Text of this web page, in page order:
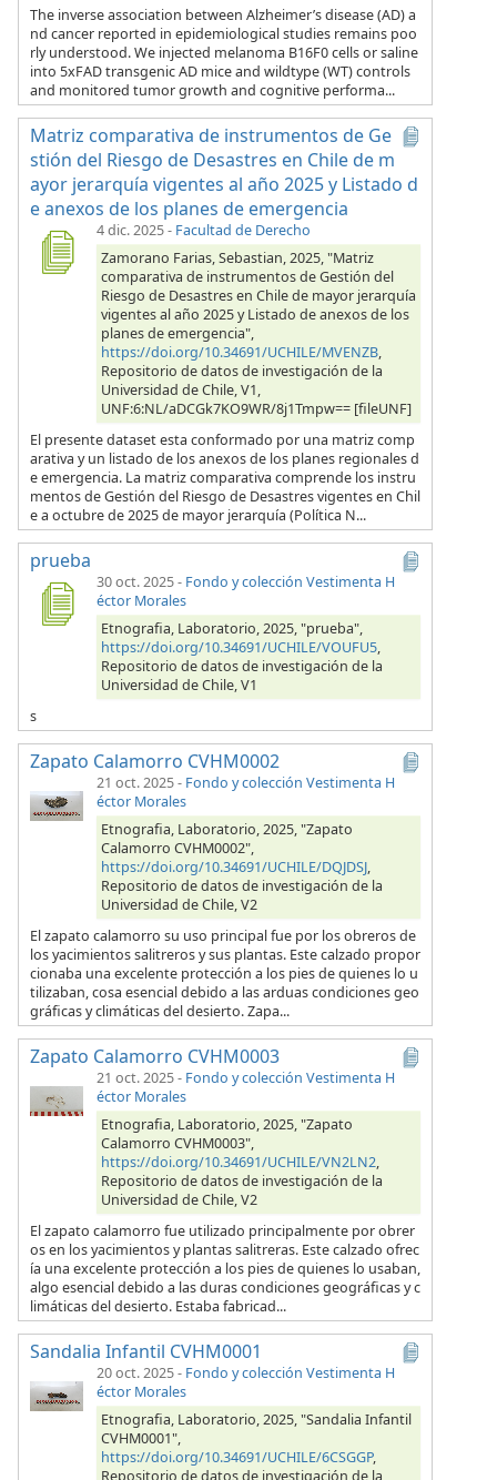
The inverse association between Alzheimer’s disease (AD) a
nd cancer reported in epidemiological studies remains poo
rly understood. We injected melanoma B16F0 cells or saline
into 5xFAD transgenic AD mice and wildtype (WT) controls
and monitored tumor growth and cognitive performa...
Matriz comparativa de instrumentos de Ge
stión del Riesgo de Desastres en Chile de m
ayor jerarquía vigentes al año 2025 y Listado d
e anexos de los planes de emergencia
4 dic. 2025- Facultad de Derecho
Zamorano Farias, Sebastian, 2025, "Matriz
comparativa de instrumentos de Gestión del
Riesgo de Desastres en Chile de mayor jerarquía
vigentes al año 2025 y Listado de anexos de los
planes de emergencia",
https://doi.org/10.34691/UCHILE/MVENZB,
Repositorio de datos de investigación de la
Universidad de Chile, V1,
UNF:6:NL/aDCGk7KO9WR/8j1Tmpw== [fileUNF]
El presente dataset esta conformado por una matriz comp
arativa y un listado de los anexos de los planes regionales d
e emergencia. La matriz comparativa comprende los instru
mentos de Gestión del Riesgo de Desastres vigentes en Chil
e a octubre de 2025 de mayor jerarquía (Política N...
prueba
30 oct. 2025- Fondo y colección Vestimenta H
éctor Morales
Etnografia, Laboratorio, 2025, "prueba",
https://doi.org/10.34691/UCHILE/VOUFU5,
Repositorio de datos de investigación de la
Universidad de Chile, V1
s
Zapato Calamorro CVHM0002
21 oct. 2025- Fondo y colección Vestimenta H
éctor Morales
Etnografia, Laboratorio, 2025, "Zapato
Calamorro CVHM0002",
https://doi.org/10.34691/UCHILE/DQJDSJ,
Repositorio de datos de investigación de la
Universidad de Chile, V2
El zapato calamorro su uso principal fue por los obreros de
los yacimientos salitreros y sus plantas. Este calzado propor
cionaba una excelente protección a los pies de quienes lo u
tilizaban, cosa esencial debido a las arduas condiciones geo
gráficas y climáticas del desierto. Zapa...
Zapato Calamorro CVHM0003
21 oct. 2025- Fondo y colección Vestimenta H
éctor Morales
Etnografia, Laboratorio, 2025, "Zapato
Calamorro CVHM0003",
https://doi.org/10.34691/UCHILE/VN2LN2,
Repositorio de datos de investigación de la
Universidad de Chile, V2
El zapato calamorro fue utilizado principalmente por obrer
os en los yacimientos y plantas salitreras. Este calzado ofrec
ía una excelente protección a los pies de quienes lo usaban,
algo esencial debido a las duras condiciones geográficas y c
limáticas del desierto. Estaba fabricad...
Sandalia Infantil CVHM0001
20 oct. 2025- Fondo y colección Vestimenta H
éctor Morales
Etnografia, Laboratorio, 2025, "Sandalia Infantil
CVHM0001",
https://doi.org/10.34691/UCHILE/6CSGGP,